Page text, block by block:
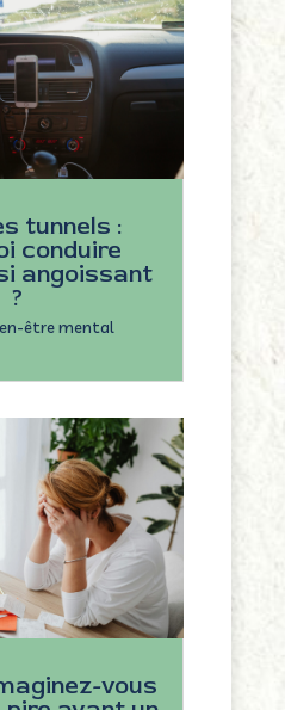
tunnels :
conduire
angoissant
?
être mental
vous